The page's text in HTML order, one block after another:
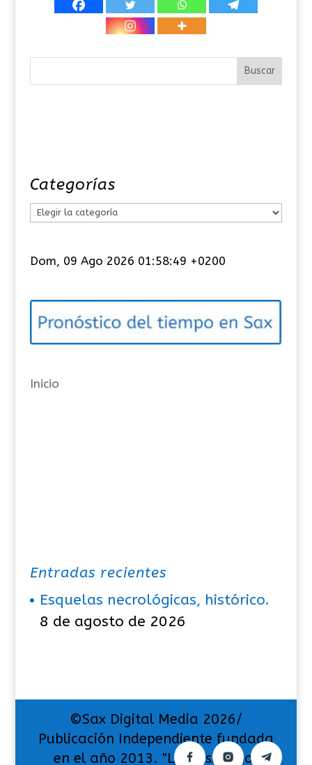
Categorías
e
o
í
s
Dom, 09 Ago 2026 01:58:50 +0200
Inicio
Entradas recientes
Esquelas necrológicas, histórico.
8 de agosto de 2026
©Sax Digital Media 2026/
Publicación Independiente fundada
en el año 2013. "La pasión por